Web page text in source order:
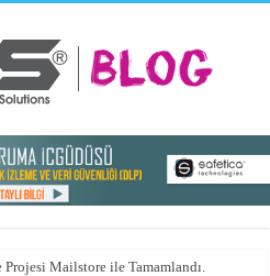
Mailstore ile Tamamlandı.